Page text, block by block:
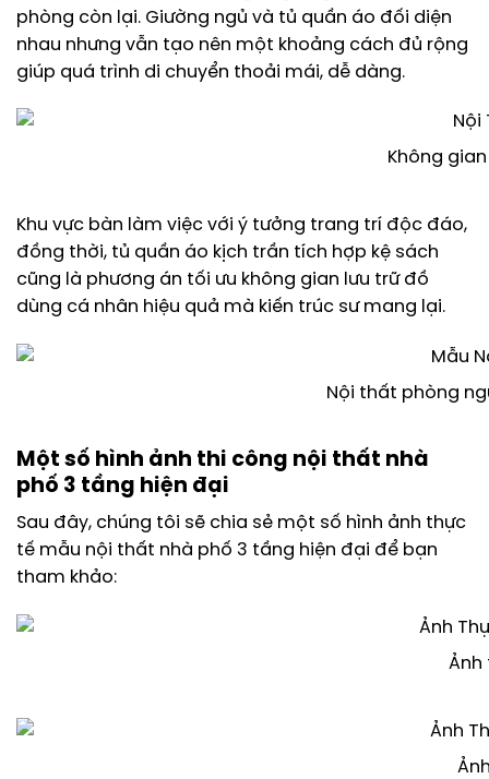
phòng còn lại. Giường ngủ và tủ quần áo đối diện
nhau nhưng vẫn tạo nên một khoảng cách đủ rộng
giúp quá trình di chuyển thoải mái, dễ dàng.
Không
Khu vực bàn làm việc với ý tưởng trang trí độc đáo,
đồng thời, tủ quần áo kịch trần tích hợp kệ sách
cũng là phương án tối ưu không gian lưu trữ đồ
dùng cá nhân hiệu quả mà kiến trúc sư mang lại.
Nội thất phòng
Một số hình ảnh thi công nội thất nhà
phố 3 tầng hiện đại
Sau đây, chúng tôi sẽ chia sẻ một số hình ảnh thực
tế mẫu nội thất nhà phố 3 tầng hiện đại để bạn
tham khảo:
Ảnh